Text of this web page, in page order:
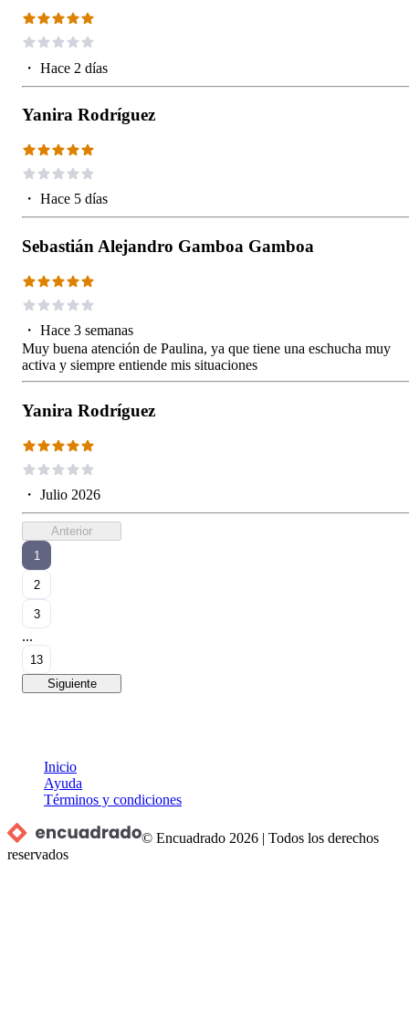
・ Hace 2 días
Yanira Rodríguez
・ Hace 5 días
Sebastián Alejandro Gamboa Gamboa
・ Hace 3 semanas
Muy buena atención de Paulina, ya que tiene una eschucha muy
activa y siempre entiende mis situaciones
Yanira Rodríguez
・ Julio 2026
Anterior
1
2
3
...
13
Siguiente
Inicio
Ayuda
Términos y condiciones
© Encuadrado 2026 |Todos los derechos
reservados